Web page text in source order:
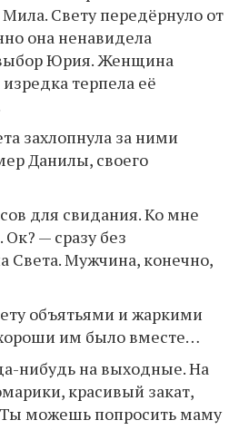
Свету передёрнуло от
она ненавидела
выбор Юрия. Женщина
терпела её
захлопнула за ними
Данилы, своего
для свидания. Ко мне
Ок? — сразу без
Света. Мужчина, конечно,
объятьями и жаркими
им было вместе…
нибудь на выходные. На
красивый закат,
можешь попросить маму